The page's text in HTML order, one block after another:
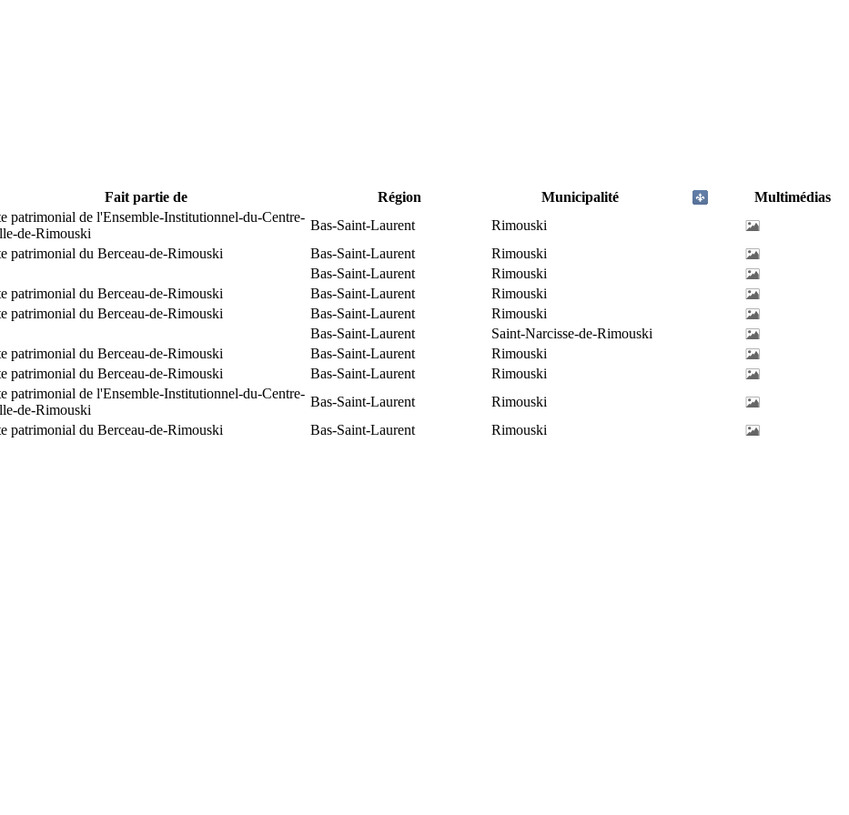
Fait partie de Région Municipalité
Multimédias
patrimonial de l'Ensemble-Institutionnel-du-Centre-
de-Rimouski
Bas-Saint-Laurent
Rimouski
patrimonial du Berceau-de-Rimouski Bas-Saint-Laurent
Rimouski
Bas-Saint-Laurent
Rimouski
patrimonial du Berceau-de-Rimouski Bas-Saint-Laurent
Rimouski
patrimonial du Berceau-de-Rimouski Bas-Saint-Laurent
Rimouski
Bas-Saint-Laurent
Saint-Narcisse-de-Rimouski
patrimonial du Berceau-de-Rimouski Bas-Saint-Laurent
Rimouski
patrimonial du Berceau-de-Rimouski Bas-Saint-Laurent
Rimouski
patrimonial de l'Ensemble-Institutionnel-du-Centre-
de-Rimouski
Bas-Saint-Laurent
Rimouski
patrimonial du Berceau-de-Rimouski Bas-Saint-Laurent Rimouski